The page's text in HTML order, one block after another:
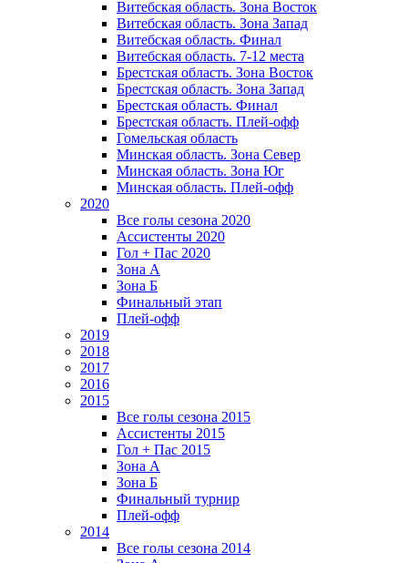
Витебская область. Зона Восток
Витебская область. Зона Запад
Витебская область. Финал
Витебская область. 7-12 места
Брестская область. Зона Восток
Брестская область. Зона Запад
Брестская область. Финал
Брестская область. Плей-офф
Гомельская область
Минская область. Зона Север
Минская область. Зона Юг
Минская область. Плей-офф
2020
Все голы сезона 2020
Ассистенты 2020
Гол + Пас 2020
Зона А
Зона Б
Финальный этап
Плей-офф
2019
2018
2017
2016
2015
Все голы сезона 2015
Ассистенты 2015
Гол + Пас 2015
Зона А
Зона Б
Финальный турнир
Плей-офф
2014
Все голы сезона 2014